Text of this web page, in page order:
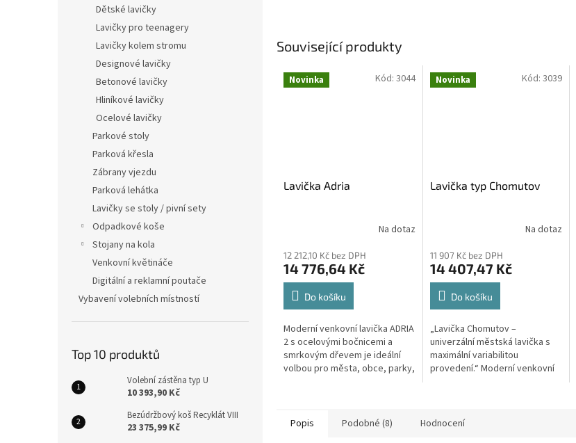
Dětské lavičky
Lavičky pro teenagery
Lavičky kolem stromu
Designové lavičky
Betonové lavičky
Hliníkové lavičky
Ocelové lavičky
Parkové stoly
Parková křesla
Zábrany vjezdu
Parková lehátka
Lavičky se stoly / pivní sety
Odpadkové koše
Stojany na kola
Venkovní květináče
Digitální a reklamní poutače
Vybavení volebních místností
Top 10 produktů
Volební zástěna typ U
10 393,90 Kč
Bezúdržbový koš Recyklát VIII
23 375,99 Kč
Související produkty
Novinka
Lavička Adria
Na dotaz
12 212,10 Kč bez DPH
14 776,64 Kč
Do košíku
Moderní venkovní lavička ADRIA
2 s ocelovými bočnicemi a
smrkovým dřevem je ideální
volbou pro města, obce, parky,
Kód: 3044 Novinka
Lavička typ Chomutov
Na dotaz
11 907 Kč bez DPH
14 407,47 Kč
Do košíku
„Lavička Chomutov –
univerzální městská lavička s
maximální variabilitou
provedení.“ Moderní venkovní
Kód: 3039
Popis Podobné (8) Hodnocení